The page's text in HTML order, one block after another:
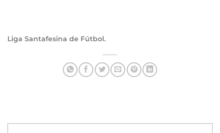
Liga Santafesina de Fútbol.